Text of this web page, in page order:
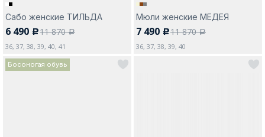
Сабо женские ТИЛЬДА
6 490 c11 870a
36, 37, 38, 39, 40, 41
Мюли женские МЕДЕЯ
7 490 c11 870a
36, 37, 38, 39, 40
Босоногая обувь